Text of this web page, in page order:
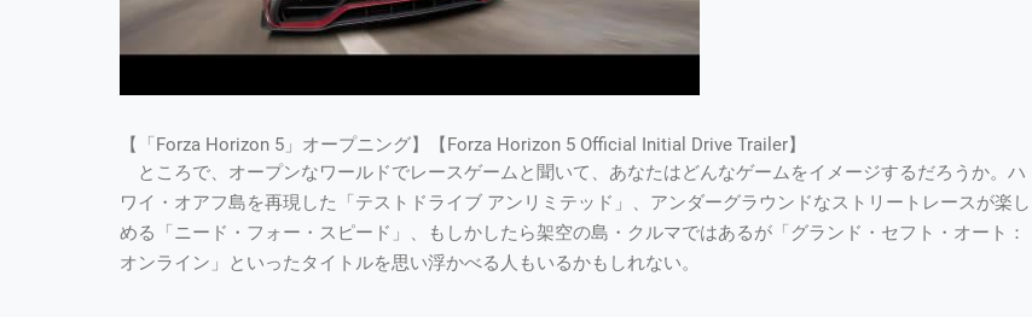
【「Forza Horizon 5」オープニング】【Forza Horizon 5 Official Initial Drive Trailer】
ところで、オープンなワールドでレースゲームと聞いて、あなたはどんなゲームをイメージするだろうか。ハ
ワイ・オアフ島を再現した「テストドライブ アンリミテッド」、アンダーグラウンドなストリートレースが楽し
める「ニード・フォー・スピード」、もしかしたら架空の島・クルマではあるが「グランド・セフト・オート：
オンライン」といったタイトルを思い浮かべる人もいるかもしれない。